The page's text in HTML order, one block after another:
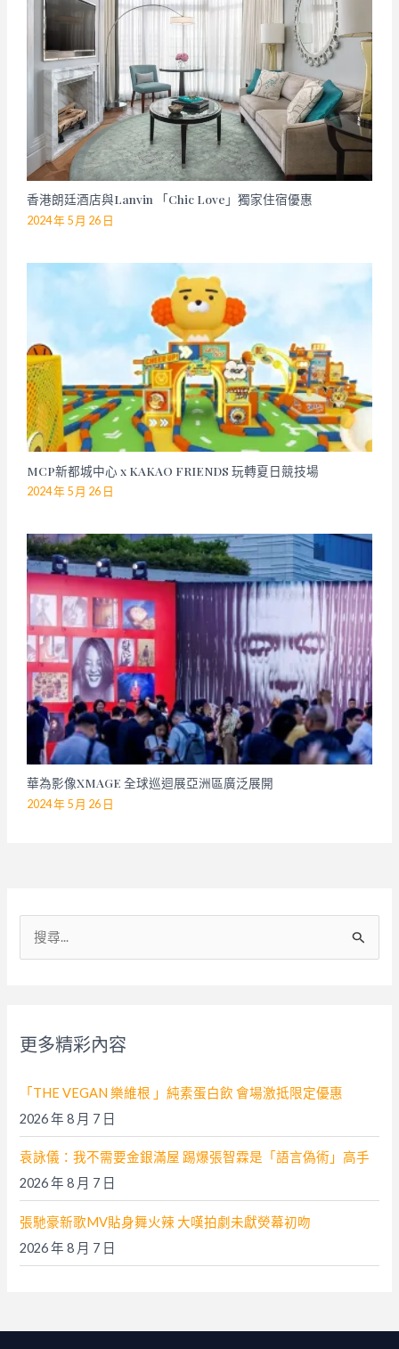
香港朗廷酒店與Lanvin 「Chic Love」獨家住宿優惠
2024 年 5 月 26 日
MCP新都城中心 x KAKAO FRIENDS 玩轉夏日競技場
2024 年 5 月 26 日
華為影像XMAGE 全球巡迴展亞洲區廣泛展開
2024 年 5 月 26 日
:
更多精彩內容
「THE VEGAN 樂維根 」純素蛋白飲 會場激抵限定優惠
2026 年 8 月 7 日
袁詠儀：我不需要金銀滿屋 踢爆張智霖是「語言偽術」高手
2026 年 8 月 7 日
張馳豪新歌MV貼身舞火辣 大嘆拍劇未獻熒幕初吻
2026 年 8 月 7 日